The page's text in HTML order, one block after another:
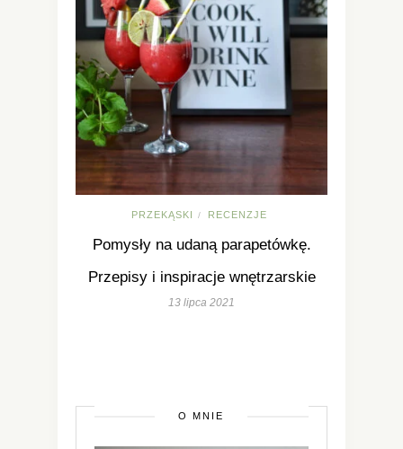
PRZEKĄSKI / RECENZJE
Pomysły na udaną parapetówkę.
Przepisy i inspiracje wnętrzarskie
13 lipca 2021
O MNIE